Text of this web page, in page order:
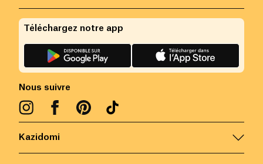
Kazidomi
Nous suivre
Téléchargez notre app